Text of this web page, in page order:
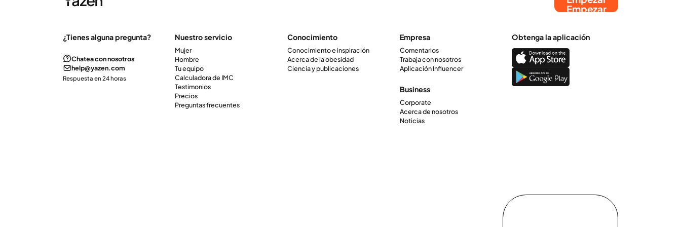
Empezar
¿Tienes alguna pregunta?
Chatea con nosotros
help@yazen.com
Respuesta en 24 horas
Nuestro servicio
Mujer
Hombre
Tu equipo
Calculadora de IMC
Testimonios
Precios
Preguntas frecuentes
Conocimiento
Conocimiento e inspiración
Acerca de la obesidad
Ciencia y publicaciones
Empresa
Comentarios
Trabaja con nosotros
Aplicación Influencer
Business
Corporate
Acerca de nosotros
Noticias
Obtenga la aplicación